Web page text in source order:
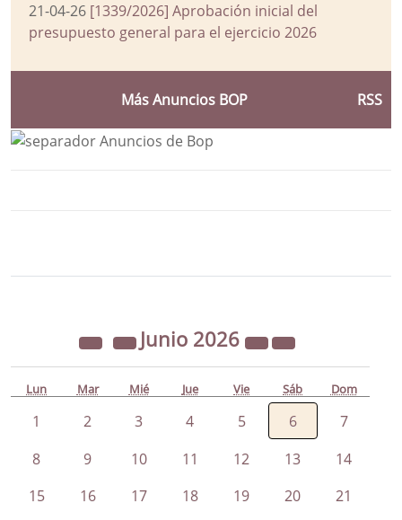
21-04-26 [1339/2026] Aprobación inicial del
presupuesto general para el ejercicio 2026
Más Anuncios BOP RSS
Junio 2026
Lun Mar Mié Jue Vie Sáb Dom
1 2 3 4 5 6
7
8
9 10 11 12 13
14
15
16 17 18 19 20 21